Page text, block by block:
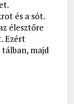
és a sót.
élesztőre
Ezért
majd